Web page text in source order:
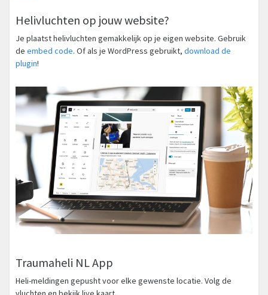
Helivluchten op jouw website?
Je plaatst helivluchten gemakkelijk op je eigen website. Gebruik
de embed code. Of als je WordPress gebruikt, download de
plugin!
Traumaheli NL App
Heli-meldingen gepusht voor elke gewenste locatie. Volg de